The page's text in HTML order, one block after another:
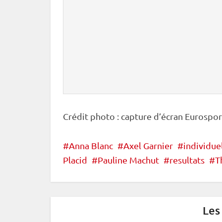
Crédit photo : capture d’écran
Anna Blanc Axel Garnier
Placid
Pauline Machut resultats